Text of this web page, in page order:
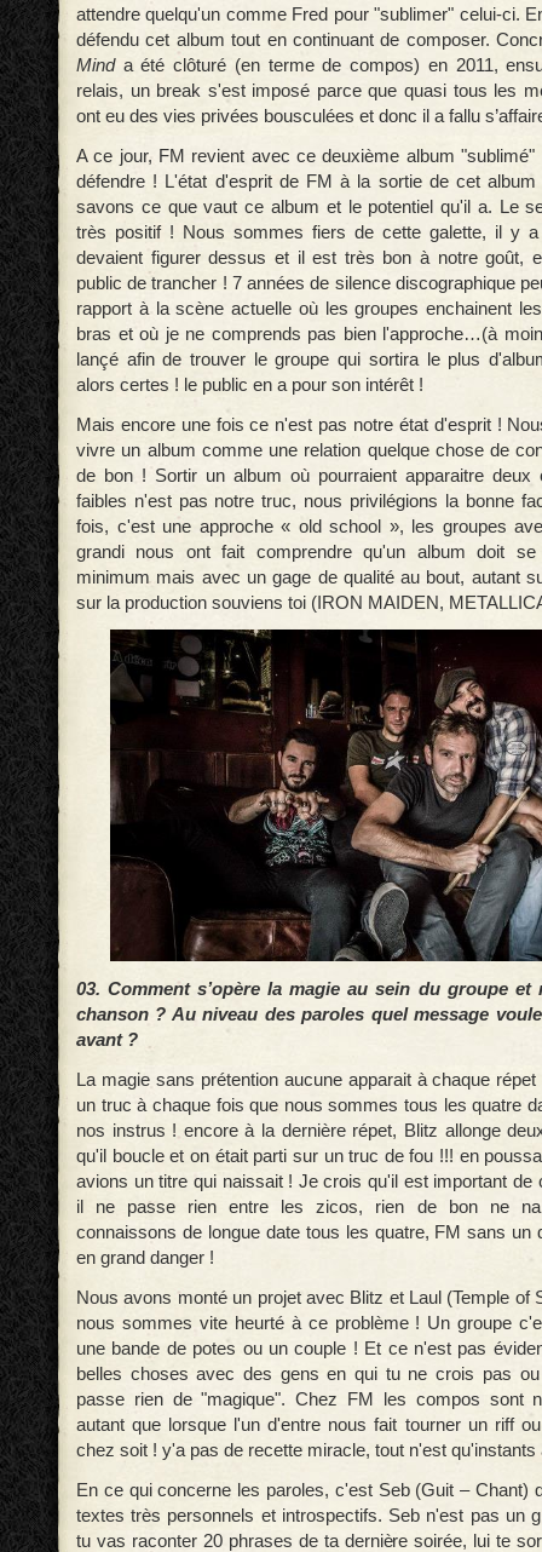
attendre quelqu'un comme Fred pour "sublimer" celui-ci.
défendu cet album tout en continuant de composer.
Minda été clôturé (en terme de compos) en 2011,
relais, un break s'est imposé parce que quasi tous les
ont eu des vies privées bousculées et donc il a fallu
A ce jour, FM revient avec ce deuxième album
défendre ! L'état d'esprit de FM à la sortie de cet
savons ce que vaut ce album et le potentiel qu'il a. Le
très positif ! Nous sommes fiers de cette galette, il y
devaient figurer dessus et il est très bon à notre goût,
public de trancher ! 7 années de silence discographique
rapport à la scène actuelle où les groupes enchainent
bras et où je ne comprends pas bien l'approche…(à
lançé afin de trouver le groupe qui sortira le plus
alors certes ! le public en a pour son intérêt !
Mais encore une fois ce n'est pas notre état d'esprit !
vivre un album comme une relation quelque chose de
de bon ! Sortir un album où pourraient apparaitre deux
faibles n'est pas notre truc, nous privilégions la bonne
fois, c'est une approche « old school », les groupes
grandi nous ont fait comprendre qu'un album doit
minimum mais avec un gage de qualité au bout, autant
sur la production souviens toi (IRON MAIDEN,
03. Comment s’opère la magie au sein du groupe et
chanson ? Au niveau des paroles quel message
avant ?
La magie sans prétention aucune apparait à chaque
un truc à chaque fois que nous sommes tous les quatre
nos instrus ! encore à la dernière répet, Blitz allonge
qu'il boucle et on était parti sur un truc de fou !!! en
avions un titre qui naissait ! Je crois qu'il est important de
il ne passe rien entre les zicos, rien de bon ne
connaissons de longue date tous les quatre, FM sans un
en grand danger !
Nous avons monté un projet avec Blitz et Laul (Temple of
nous sommes vite heurté à ce problème ! Un groupe
une bande de potes ou un couple ! Et ce n'est pas
belles choses avec des gens en qui tu ne crois pas
passe rien de "magique". Chez FM les compos sont
autant que lorsque l'un d'entre nous fait tourner un riff
chez soit ! y'a pas de recette miracle, tout n'est
En ce qui concerne les paroles, c'est Seb (Guit – Chant)
textes très personnels et introspectifs. Seb n'est pas un
tu vas raconter 20 phrases de ta dernière soirée, lui te